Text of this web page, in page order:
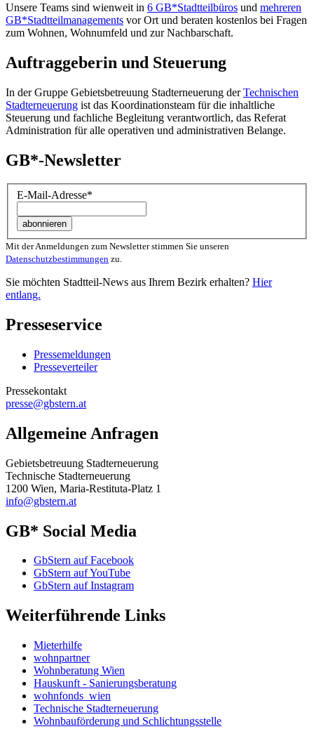
Unsere Teams sind wienweit in 6 GB*Stadtteilbüros und mehreren
GB*Stadtteilmanagements vor Ort und beraten kostenlos bei Fragen
zum Wohnen, Wohnumfeld und zur Nachbarschaft.
Auftraggeberin und Steuerung
In der Gruppe Gebietsbetreuung Stadterneuerung derTechnischen
Stadterneuerung ist das Koordinationsteam für die inhaltliche
Steuerung und fachliche Begleitung verantwortlich, das Referat
Administration für alle operativen und administrativen Belange.
GB*-Newsletter
E-Mail-Adresse*
Mit der Anmeldungen zum Newsletter stimmen Sie unseren
Datenschutzbestimmungen zu.
Sie möchten Stadtteil-News aus Ihrem Bezirk erhalten? Hier
entlang.
Presseservice
Pressemeldungen
Presseverteiler
Pressekontakt
presse@gbstern.at
Allgemeine Anfragen
Gebietsbetreuung Stadterneuerung
Technische Stadterneuerung
1200 Wien, Maria-Restituta-Platz 1
info@gbstern.at
GB* Social Media
GbStern auf Facebook
GbStern auf YouTube
GbStern auf Instagram
Weiterführende Links
Mieterhilfe
wohnpartner
Wohnberatung Wien
Hauskunft - Sanierungsberatung
wohnfonds_wien
Technische Stadterneuerung
Wohnbauförderung und Schlichtungsstelle